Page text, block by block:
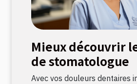
Mieux découvrir
de stomatologue
Avec vos douleurs dentaires